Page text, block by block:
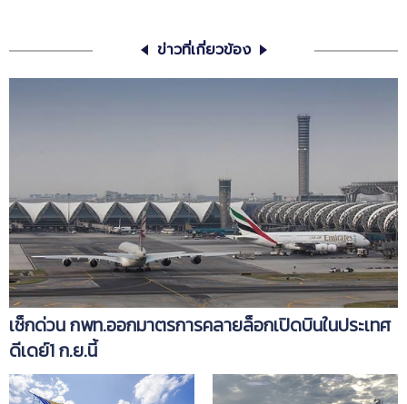
ข่าวที่เกี่ยวข้อง
เช็กด่วน กพท.ออกมาตรการคลายล็อกเปิดบินในประเทศ
ดีเดย์1 ก.ย.นี้